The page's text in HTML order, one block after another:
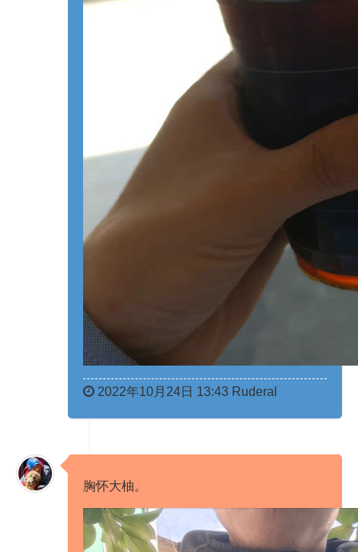
2022年10月24日 13:43 Ruderal
胸怀大柚​​​。